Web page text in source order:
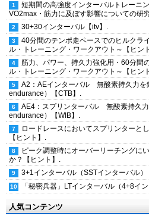
短期間の高強度インターバルトレーニ
VO2max・筋力に及ぼす影響についての研
30+30インターバル【itv】.
40分間のテンポ走ペースでのヒルク
ル・トレーニング・ワークアウト～【ヒン
筋力、パワー、持久力強化用・60分
ル・トレーニング・ワークアウト～【ヒン
A2：AEインターバル 無酸素持久力を
endurance）【CTB】.
AE4：スプリンターバル 無酸素持久
endurance）【WIB】.
ロードレースにおいてスプリンターと
【ヒント】.
ピーク調整時にオーバーリーチングに
か？【ヒント】.
3+1インターバル（SSTインターバル）
「秘密兵器」LTインターバル（4+8イ
人気コンテンツ